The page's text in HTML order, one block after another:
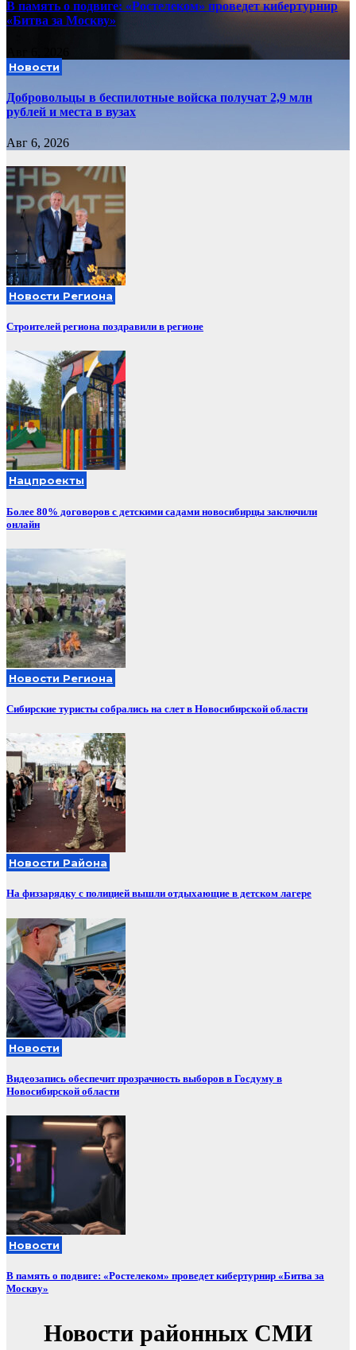
В память о подвиге: «Ростелеком» проведет кибертурнир
«Битва за Москву»
Новости
Добровольцы в беспилотные войска получат 2,9 млн
рублей и места в вузах
Авг 6, 2026
Новости Региона
Строителей региона поздравили в регионе
Нацпроекты
Более 80% договоров с детскими садами новосибирцы заключили
онлайн
Новости Региона
Сибирские туристы собрались на слет в Новосибирской области
Новости Района
На физзарядку с полицией вышли отдыхающие в детском лагере
Новости
Видеозапись обеспечит прозрачность выборов в Госдуму в
Новосибирской области
Новости
В память о подвиге: «Ростелеком» проведет кибертурнир «Битва за
Москву»